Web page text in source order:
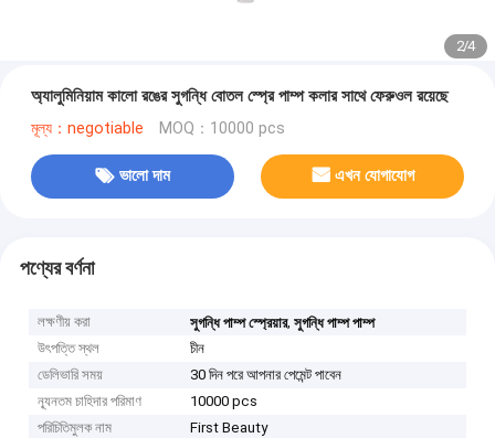
2/4
অ্যালুমিনিয়াম কালো রঙের সুগন্ধি বোতল স্প্রে পাম্প কলার সাথে ফেরুওল রয়েছে
মূল্য：negotiable MOQ：10000 pcs
ভালো দাম এখন যোগাযোগ
পণ্যের বর্ণনা
লক্ষণীয় করা সুগন্ধি পাম্প স্প্রেয়ার,সুগন্ধি পাম্প পাম্প
উৎপত্তি স্থল
চীন
ডেলিভারি সময়
30 দিন পরে আপনার পেমেন্ট পাবেন
ন্যূনতম চাহিদার পরিমাণ
10000 pcs
পরিচিতিমুলক নাম
First Beauty